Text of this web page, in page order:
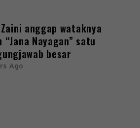
anggap wataknya
“Jana Nayagan” satu
besar
Ago